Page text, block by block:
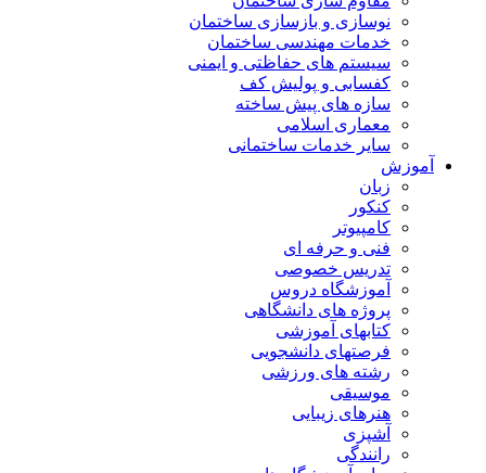
نوسازی و بازسازی ساختمان
خدمات مهندسی ساختمان
سیستم های حفاظتی و ایمنی
کفسابی و پولیش کف
سازه های پیش ساخته
معماری اسلامی
سایر خدمات ساختمانی
آموزش
زبان
کنکور
کامپیوتر
فنی و حرفه ای
تدریس خصوصی
آموزشگاه دروس
پروژه های دانشگاهی
کتابهای آموزشی
فرصتهای دانشجویی
رشته های ورزشی
موسیقی
هنرهای زیبایی
آشپزی
رانندگی